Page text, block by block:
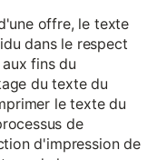
offre, le texte
dans le respect
fins du
du texte du
le texte du
de
d'impression de